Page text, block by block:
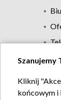
Szanujemy
Kliknij
końcowym i